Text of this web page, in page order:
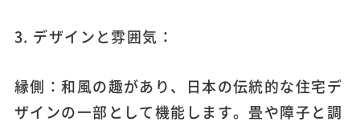
3. デザインと雰囲気：
縁側：和風の趣があり、日本の伝統的な住宅デ
ザインの一部として機能します。畳や障子と調